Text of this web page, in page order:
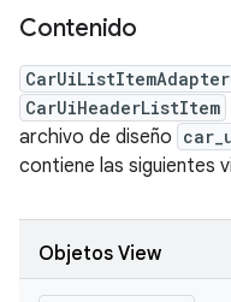
Contenido
CarUiListItemAdapter
CarUiHeaderListItem
archivo de diseño
contiene las siguientes
Objetos View